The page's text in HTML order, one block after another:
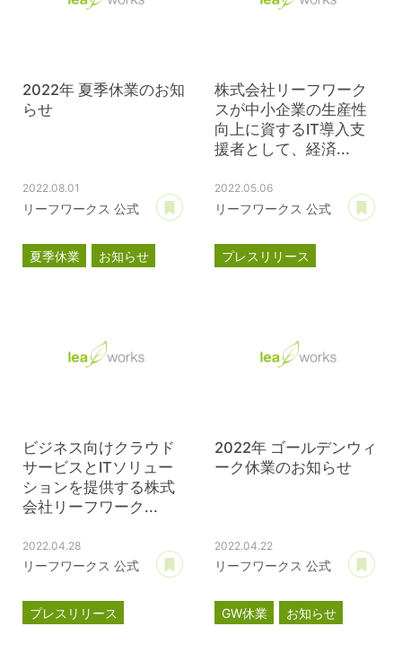
2022年 夏季休業のお知
らせ
2022.08.01
リーフワークス 公式
あとで読む
夏季休業 お知らせ
株式会社リーフワーク
スが中小企業の生産性
向上に資するIT導入支
援者として、経済...
2022.05.06
リーフワークス 公式
プレスリリース
ビジネス向けクラウド
サービスとITソリュー
ションを提供する株式
会社リーフワーク...
2022.04.28
リーフワークス 公式
あとで読む
プレスリリース
2022年 ゴールデンウィ
ーク休業のお知らせ
2022.04.22
リーフワークス 公式
GW休業 お知らせ